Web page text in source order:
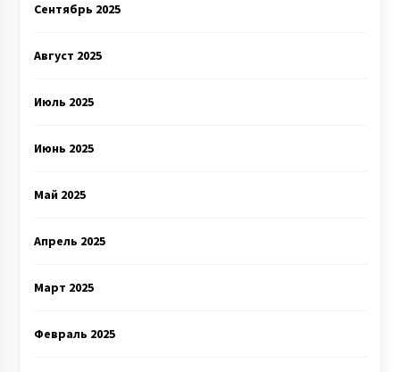
Сентябрь 2025
Август 2025
Июль 2025
Июнь 2025
Май 2025
Апрель 2025
Март 2025
Февраль 2025